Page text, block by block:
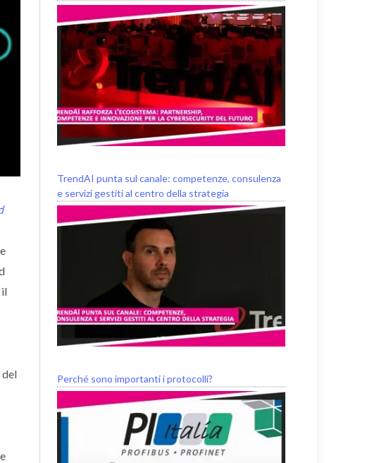
il
del
TrendAI punta sul canale: competenze, consulenza
e servizi gestiti al centro della strategia
Perché sono importanti i protocolli?